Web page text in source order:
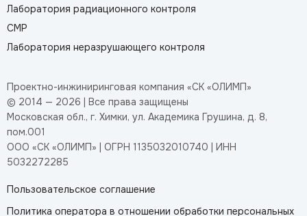
Лаборатория радиационного контроля
СМР
Лаборатория неразрушающего контроля
Проектно-инжиниринговая компания «СК «ОЛИМП»
© 2014 — 2026 | Все права защищены
Московская обл., г. Химки, ул. Академика Грушина, д. 8,
пом.001
ООО «СК «ОЛИМП» | ОГРН 1135032010740 | ИНН
5032272285
Пользовательское соглашение
Политика оператора в отношении обработки персональных